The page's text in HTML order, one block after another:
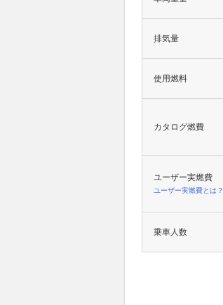
排気量
使用燃料
カタログ燃費
ユーザー実燃費
ユーザー実燃費とは？
乗車人数